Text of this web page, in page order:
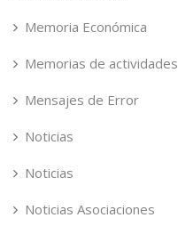
Memoria Económica
Memorias de actividades
Mensajes de Error
Noticias
Noticias
Noticias Asociaciones